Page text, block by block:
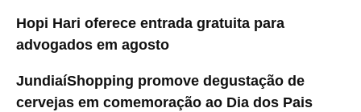
Hopi Hari oferece entrada gratuita para
advogados em agosto
JundiaíShopping promove degustação de
cervejas em comemoração ao Dia dos Pais